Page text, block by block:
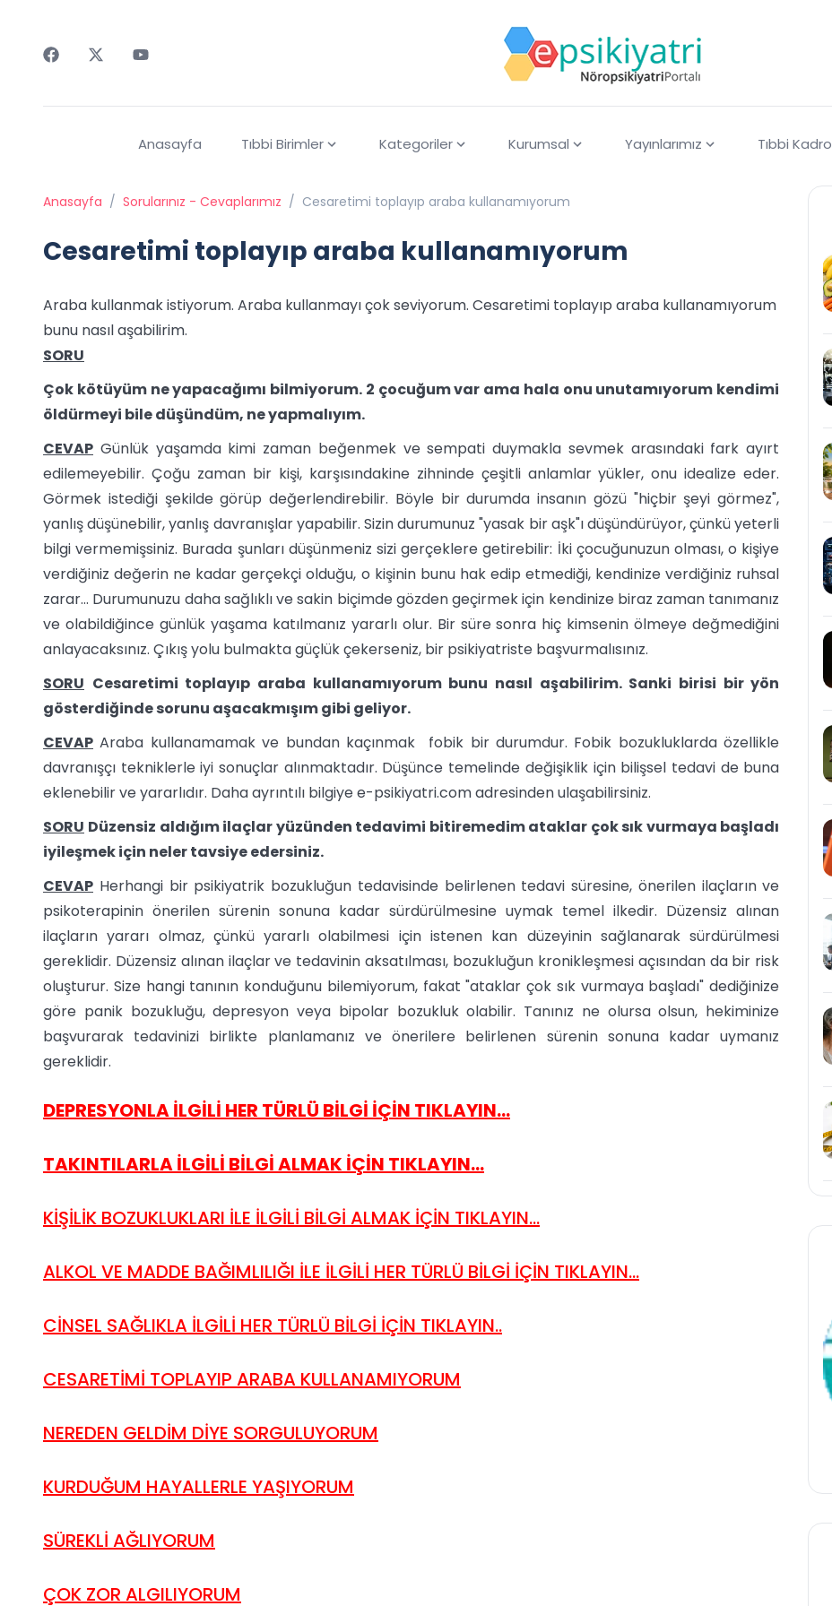
Anasayfa Tıbbi Birimler Kategoriler Kurumsal Yayınlarımız Tıbbi Kadro
Anasayfa / Sorularınız - Cevaplarımız / Cesaretimi toplayıp araba kullanamıyorum
Cesaretimi toplayıp araba kullanamıyorum
Araba kullanmak istiyorum. Araba kullanmayı çok seviyorum. Cesaretimi toplayıp araba kullanamıyorum
bunu nasıl aşabilirim.
SORU
Çok kötüyüm ne yapacağımı bilmiyorum. 2 çocuğum var ama hala onu unutamıyorum kendimi
öldürmeyi bile düşündüm, ne yapmalıyım.
CEVAP Günlük yaşamda kimi zaman beğenmek ve sempati duymakla sevmek arasındaki fark ayırt
edilemeyebilir. Çoğu zaman bir kişi, karşısındakine zihninde çeşitli anlamlar yükler, onu idealize eder.
Görmek istediği şekilde görüp değerlendirebilir. Böyle bir durumda insanın gözü "hiçbir şeyi görmez",
yanlış düşünebilir, yanlış davranışlar yapabilir. Sizin durumunuz "yasak bir aşk"ı düşündürüyor, çünkü yeterli
bilgi vermemişsiniz. Burada şunları düşünmeniz sizi gerçeklere getirebilir: İki çocuğunuzun olması, o kişiye
verdiğiniz değerin ne kadar gerçekçi olduğu, o kişinin bunu hak edip etmediği, kendinize verdiğiniz ruhsal
zarar... Durumunuzu daha sağlıklı ve sakin biçimde gözden geçirmek için kendinize biraz zaman tanımanız
ve olabildiğince günlük yaşama katılmanız yararlı olur. Bir süre sonra hiç kimsenin ölmeye değmediğini
anlayacaksınız. Çıkış yolu bulmakta güçlük çekerseniz, bir psikiyatriste başvurmalısınız.
SORU Cesaretimi toplayıp araba kullanamıyorum bunu nasıl aşabilirim. Sanki birisi bir yön
gösterdiğinde sorunu aşacakmışım gibi geliyor.
CEVAP Araba kullanamamak ve bundan kaçınmak fobik bir durumdur. Fobik bozukluklarda özellikle
davranışçı tekniklerle iyi sonuçlar alınmaktadır. Düşünce temelinde değişiklik için bilişsel tedavi de buna
eklenebilir ve yararlıdır. Daha ayrıntılı bilgiye e-psikiyatri.com adresinden ulaşabilirsiniz.
SORU Düzensiz aldığım ilaçlar yüzünden tedavimi bitiremedim ataklar çok sık vurmaya başladı
iyileşmek için neler tavsiye edersiniz.
CEVAP Herhangi bir psikiyatrik bozukluğun tedavisinde belirlenen tedavi süresine, önerilen ilaçların ve
psikoterapinin önerilen sürenin sonuna kadar sürdürülmesine uymak temel ilkedir. Düzensiz alınan
ilaçların yararı olmaz, çünkü yararlı olabilmesi için istenen kan düzeyinin sağlanarak sürdürülmesi
gereklidir. Düzensiz alınan ilaçlar ve tedavinin aksatılması, bozukluğun kronikleşmesi açısından da bir risk
oluşturur. Size hangi tanının konduğunu bilemiyorum, fakat "ataklar çok sık vurmaya başladı" dediğinize
göre panik bozukluğu, depresyon veya bipolar bozukluk olabilir. Tanınız ne olursa olsun, hekiminize
başvurarak tedavinizi birlikte planlamanız ve önerilere belirlenen sürenin sonuna kadar uymanız
gereklidir.
DEPRESYONLA İLGİLİ HER TÜRLÜ BİLGİ İÇİN TIKLAYIN...
TAKINTILARLA İLGİLİ BİLGİ ALMAK İÇİN TIKLAYIN...
KİŞİLİK BOZUKLUKLARI İLE İLGİLİ BİLGİ ALMAK İÇİN TIKLAYIN...
ALKOL VE MADDE BAĞIMLILIĞI İLE İLGİLİ HER TÜRLÜ BİLGİ İÇİN TIKLAYIN...
CİNSEL SAĞLIKLA İLGİLİ HER TÜRLÜ BİLGİ İÇİN TIKLAYIN..
CESARETİMİ TOPLAYIP ARABA KULLANAMIYORUM
NEREDEN GELDİM DİYE SORGULUYORUM
KURDUĞUM HAYALLERLE YAŞIYORUM
SÜREKLİ AĞLIYORUM
ÇOK ZOR ALGILIYORUM